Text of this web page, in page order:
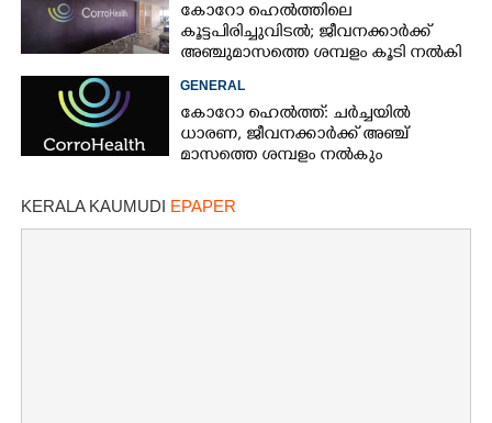
കോറോ ഹെൽത്തിലെ
കൂട്ടപിരിച്ചുവിടൽ; ജീവനക്കാർക്ക്
അഞ്ചുമാസത്തെ ശമ്പളം കൂടി നൽകി
GENERAL
കോറോ ഹെൽത്ത്: ചർച്ചയിൽ
ധാരണ, ജീവനക്കാർക്ക് അഞ്ച്
മാസത്തെ ശമ്പളം നൽകും
KERALA KAUMUDI EPAPER